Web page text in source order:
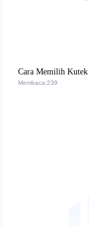
Membaca:239